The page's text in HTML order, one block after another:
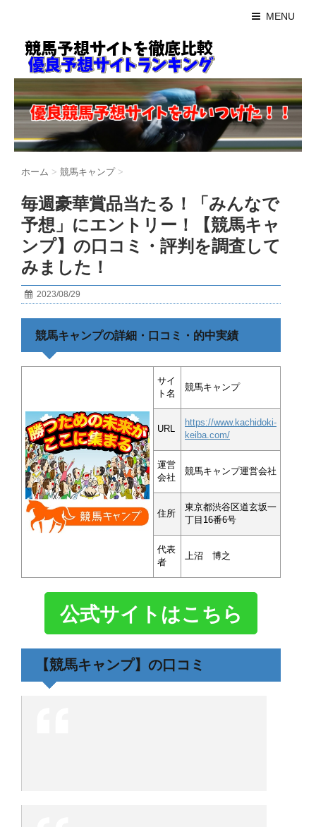
MENU
ホーム > 競馬キャンプ >
毎週豪華賞品当たる！「みんなで
予想」にエントリー！【競馬キャ
ンプ】の口コミ・評判を調査して
みました！
2023/08/29
競馬キャンプの詳細・口コミ・的中実績
サイ
ト名
競馬キャンプ
URL
https://www.kachidoki-
keiba.com/
運営
会社
競馬キャンプ運営会社
住所
東京都渋谷区道玄坂一
丁目16番6号
代表
者
上沼 博之
公式サイトはこちら
【競馬キャンプ】の口コミ